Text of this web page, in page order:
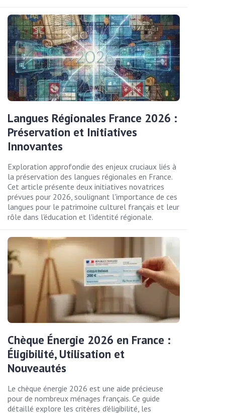
Langues Régionales France 2026 :
Préservation et Initiatives
Innovantes
Exploration approfondie des enjeux cruciaux liés à
la préservation des langues régionales en France.
Cet article présente deux initiatives novatrices
prévues pour 2026, soulignant l'importance de ces
langues pour le patrimoine culturel français et leur
rôle dans l'éducation et l'identité régionale.
Chèque Énergie 2026 en France :
Éligibilité, Utilisation et
Nouveautés
Le chèque énergie 2026 est une aide précieuse
pour de nombreux ménages français. Ce guide
détaillé explore les critères d'éligibilité, les